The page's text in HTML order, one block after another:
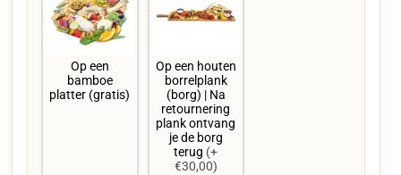
Op een
bamboe
platter (gratis)
Op een houten
borrelplank
(borg) | Na
retournering
plank ontvang
je de borg
terug (+
€30,00)